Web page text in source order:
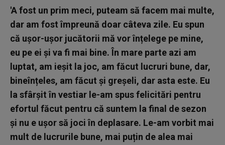
'A fost un prim meci, puteam să facem mai multe,
dar am fost împreună doar câteva zile. Eu spun
că ușor-ușor jucătorii mă vor înțelege pe mine,
eu pe ei și va fi mai bine. În mare parte azi am
luptat, am ieșit la joc, am făcut lucruri bune, dar,
bineînțeles, am făcut și greșeli, dar asta este. Eu
la sfârșit în vestiar le-am spus felicitări pentru
efortul făcut pentru că suntem la final de sezon
și nu e ușor să joci în deplasare. Le-am vorbit mai
mult de lucrurile bune, mai puțin de alea mai